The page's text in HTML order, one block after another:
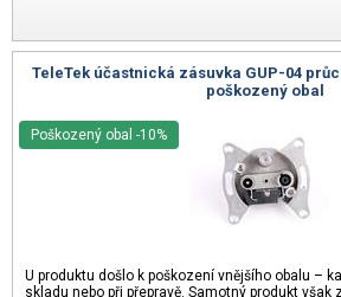
TeleTek účastnická zásuvka GUP-04
poškozený obal
U produktu došlo k poškození vnějšího obalu –
skladu nebo při přepravě. Samotný produkt
Poškozený obal -10%